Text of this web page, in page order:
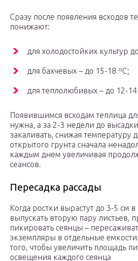
Сразу после появления всходов
понижают:
для холодостойких культур
для бахчевых – до 15-18 ºC;
для теплолюбивых – до 12-14
Появившимся всходам теплица
нужна, а за 2-3 недели до
закаливать, снижая температуру
открытого грунта сначала
каждым днем увеличивая
сеансов.
Пересадка рассады
Когда ростки вырастут до 3-5 см
выпускать вторую пару листьев,
пикировать сеянцы –
экземпляры в отдельные
того, чтобы увеличить площадь
освещения каждого сеянца